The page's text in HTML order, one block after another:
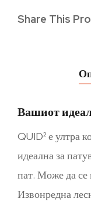
Share This
Вашиот
QUID² е ултра
идеална за
пат. Може да се
Извонредна